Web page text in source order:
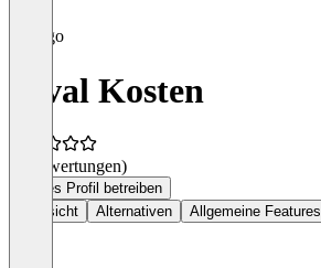
Rival Kosten
(0 Bewertungen)
Dieses Profil betreiben
Übersicht
Alternativen Allgemeine Features